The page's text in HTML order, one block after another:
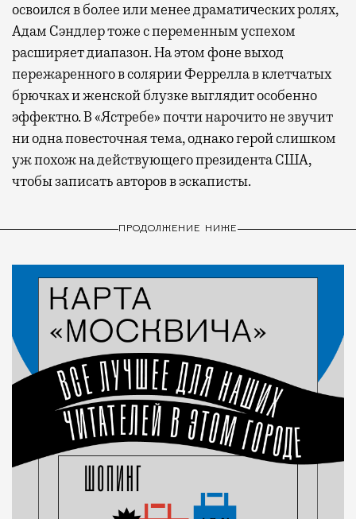
освоился в более или менее драматических ролях,
Адам Сэндлер тоже с переменным успехом
расширяет диапазон. На этом фоне выход
пережаренного в солярии Феррелла в клетчатых
брючках и женской блузке выглядит особенно
эффектно. В «Ястребе» почти нарочито не звучит
ни одна повесточная тема, однако герой слишком
уж похож на действующего президента США,
чтобы записать авторов в эскаписты.
ПРОДОЛЖЕНИЕ НИЖЕ